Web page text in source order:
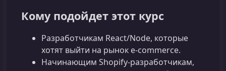
Кому подойдет этот курс
Разработчикам React/Node, которые
хотят выйти на рынок e‑commerce.
Начинающим Shopify‑разработчикам,